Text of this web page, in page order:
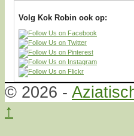
Volg Kok Robin ook op:
© 2026 -
↑